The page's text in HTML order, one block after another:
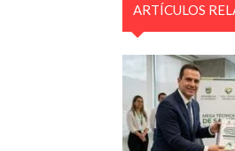
ARTÍCULOS